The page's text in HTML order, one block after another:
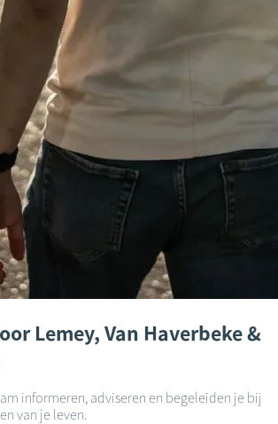
Lemey, Van Haverbeke &
informeren, adviseren en begeleiden je bij
van je leven.